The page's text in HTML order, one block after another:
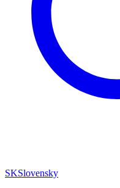
SKSlovensky